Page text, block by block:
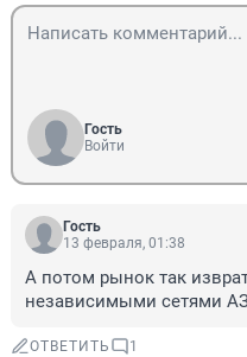
Гость
Войти
Гость
13 февраля, 01:38
А потом рынок так
независимыми сетями
ОТВЕТИТЬ 1